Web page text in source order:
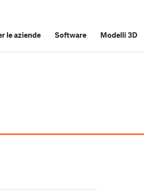
le aziende Software Modelli 3D